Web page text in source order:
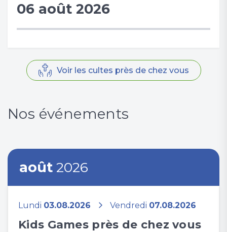
06 août 2026
Voir les cultes près de chez vous
Nos événements
août 2026
Lundi 03.08.2026 Vendredi 07.08.2026
Kids Games près de chez vous